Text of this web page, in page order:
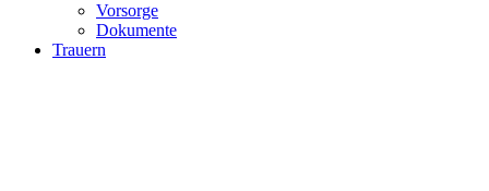
Vorsorge
Dokumente
Trauern